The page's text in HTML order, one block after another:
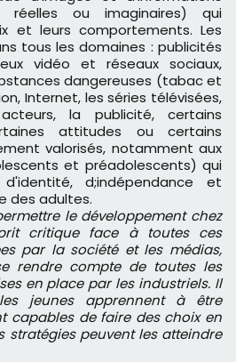
réelles ou imaginaires) qui
et leurs comportements. Les
tous les domaines : publicités
vidéo et réseaux sociaux,
dangereuses (tabac et
Internet, les séries télévisées,
la publicité, certains
attitudes ou certains
valorisés, notamment aux
et préadolescents) qui
d;indépendance et
des adultes.
le développement chez
critique face à toutes ces
par la société et les médias,
rendre compte de toutes les
en place par les industriels. Il
jeunes apprennent à être
capables de faire des choix en
stratégies peuvent les atteindre